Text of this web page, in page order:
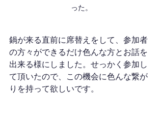
った。
鍋が来る直前に席替えをして、参加者
の方々ができるだけ色んな方とお話を
出来る様にしました。せっかく参加し
て頂いたので、この機会に色んな繋が
りを持って欲しいです。